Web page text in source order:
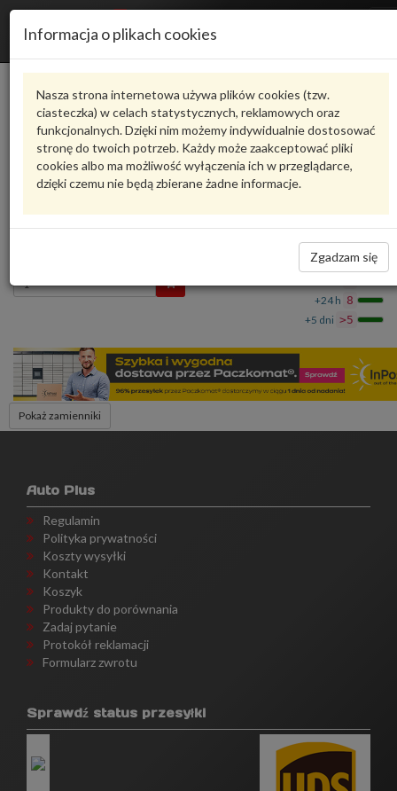
Informacja o plikach cookies
Nasza strona internetowa używa plików cookies (tzw.
ciasteczka) w celach statystycznych, reklamowych oraz
funkcjonalnych. Dzięki nim możemy indywidualnie dostosować
stronę do twoich potrzeb. Każdy może zaakceptować pliki
cookies albo ma możliwość wyłączenia ich w przeglądarce,
dzięki czemu nie będą zbierane żadne informacje.
Zgadzam się
Karta produktu
6R0905851LVAG
VAG - produkt oryginalny VW AUDI SEAT SKODA
Blokada kierownicy ze stacyjką, bez cyli 6R0905851L
VAG
ilość
Dostępność
+24 h 8
+5 dni >5
Pokaż zamienniki
Auto Plus
Regulamin
Polityka prywatności
Koszty wysyłki
Kontakt
Koszyk
Produkty do porównania
Zadaj pytanie
Protokół reklamacji
Formularz zwrotu
Sprawdź status przesyłki